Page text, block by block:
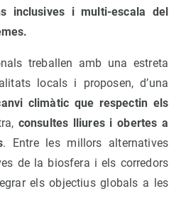
inclusives i multi-escala del
treballen amb una estreta
locals i proposen, d’una
climàtic que respectin els
consultes lliures i obertes a
. Entre les millors alternatives
de la biosfera i els corredors
els objectius globals a les